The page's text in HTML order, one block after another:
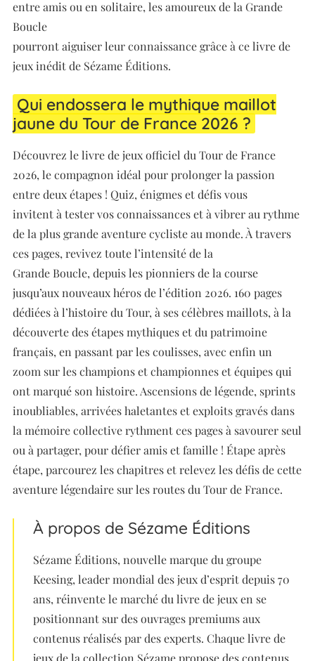
entre amis ou en solitaire, les amoureux de la Grande
Boucle
pourront aiguiser leur connaissance grâce à ce livre de
jeux inédit de Sézame Éditions.
Qui endossera le mythique maillot
jaune du Tour de France 2026 ?
Découvrez le livre de jeux officiel du Tour de France
2026, le compagnon idéal pour prolonger la passion
entre deux étapes ! Quiz, énigmes et défis vous
invitent à tester vos connaissances et à vibrer au rythme
de la plus grande aventure cycliste au monde. À travers
ces pages, revivez toute l’intensité de la
Grande Boucle, depuis les pionniers de la course
jusqu’aux nouveaux héros de l’édition 2026. 160 pages
dédiées à l’histoire du Tour, à ses célèbres maillots, à la
découverte des étapes mythiques et du patrimoine
français, en passant par les coulisses, avec enfin un
zoom sur les champions et championnes et équipes qui
ont marqué son histoire. Ascensions de légende, sprints
inoubliables, arrivées haletantes et exploits gravés dans
la mémoire collective rythment ces pages à savourer seul
ou à partager, pour défier amis et famille ! Étape après
étape, parcourez les chapitres et relevez les défis de cette
aventure légendaire sur les routes du Tour de France.
À propos de Sézame Éditions
Sézame Éditions, nouvelle marque du groupe
Keesing, leader mondial des jeux d’esprit depuis 70
ans, réinvente le marché du livre de jeux en se
positionnant sur des ouvrages premiums aux
contenus réalisés par des experts. Chaque livre de
jeux de la collection Sézame propose des contenus